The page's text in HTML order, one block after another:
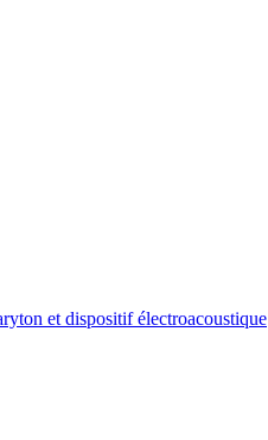
et dispositif électroacoustique